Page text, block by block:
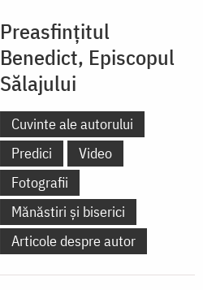
Preasfințitul
Benedict, Episcopul
Sălajului
Cuvinte ale autorului
Predici
Video
Fotografii
Mănăstiri și biserici
Articole despre autor